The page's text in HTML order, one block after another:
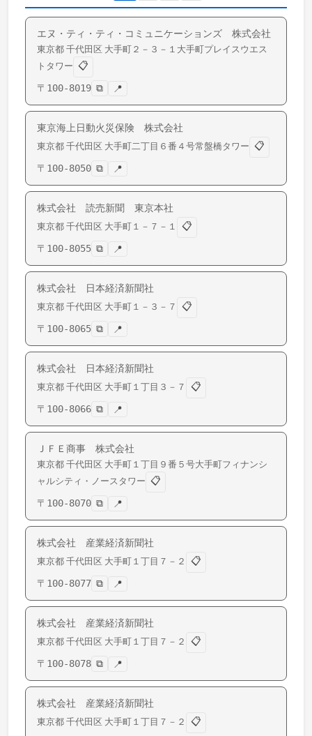
エヌ・ティ・ティ・コミュニケーションズ 株式会社
東京都 千代田区 大手町 ２－３－１大手町プレイスウエス
トタワー 📋
〒 100-8019 ⧉ 📍
東京海上日動火災保険 株式会社
東京都 千代田区 大手町二丁目６番４号常盤橋タワー 📋
〒 100-8050 ⧉ 📍
株式会社 読売新聞 東京本社
東京都 千代田区 大手町 １－７－１
📋
〒 100-8055 ⧉ 📍
株式会社 日本経済新聞社
東京都 千代田区 大手町 １－３－７
📋
〒 100-8065 ⧉ 📍
株式会社 日本経済新聞社
東京都 千代田区 大手町 １丁目３－７
📋
〒 100-8066 ⧉ 📍
ＪＦＥ商事 株式会社
東京都 千代田区 大手町 １丁目９番５号大手町フィナンシ
ャルシティ・ノースタワー 📋
〒 100-8070 ⧉ 📍
株式会社 産業経済新聞社
東京都 千代田区 大手町 １丁目７－２
📋
〒 100-8077 ⧉ 📍
株式会社 産業経済新聞社
東京都 千代田区 大手町 １丁目７－２
📋
〒 100-8078 ⧉ 📍
株式会社 産業経済新聞社
東京都 千代田区 大手町 １丁目７－２ 📋